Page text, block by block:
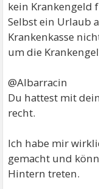
kein Krankengeld
Selbst ein Urlaub
Krankenkasse
um die
@Albarracin
Du hattest mit
recht.
Ich habe mir
gemacht und
Hintern treten.